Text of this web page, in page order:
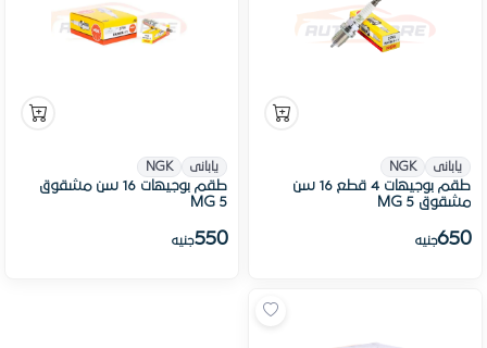
يابانى NGK
طقم بوجيهات 4 قطع 16 سن
مشقوق MG 5
650جنيه
يابانى NGK
طقم بوجيهات 16 سن مشقوق
MG 5
550جنيه